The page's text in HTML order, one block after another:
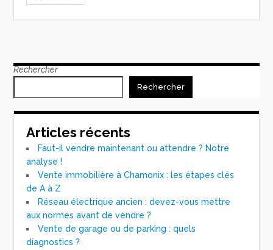
Rechercher
Rechercher
Articles récents
Faut-il vendre maintenant ou attendre ? Notre
analyse !
Vente immobilière à Chamonix : les étapes clés
de A à Z
Réseau électrique ancien : devez-vous mettre
aux normes avant de vendre ?
Vente de garage ou de parking : quels
diagnostics ?